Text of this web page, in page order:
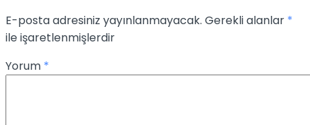
E-posta adresiniz yayınlanmayacak. Gerekli alanlar *
ile işaretlenmişlerdir
Yorum *